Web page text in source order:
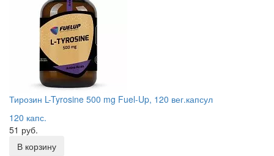
Тирозин L-Tyrosine 500 mg Fuel-Up, 120 вег.капсул
120 капс.
51 руб.
В корзину